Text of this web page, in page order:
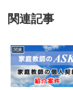
関連記事
関東